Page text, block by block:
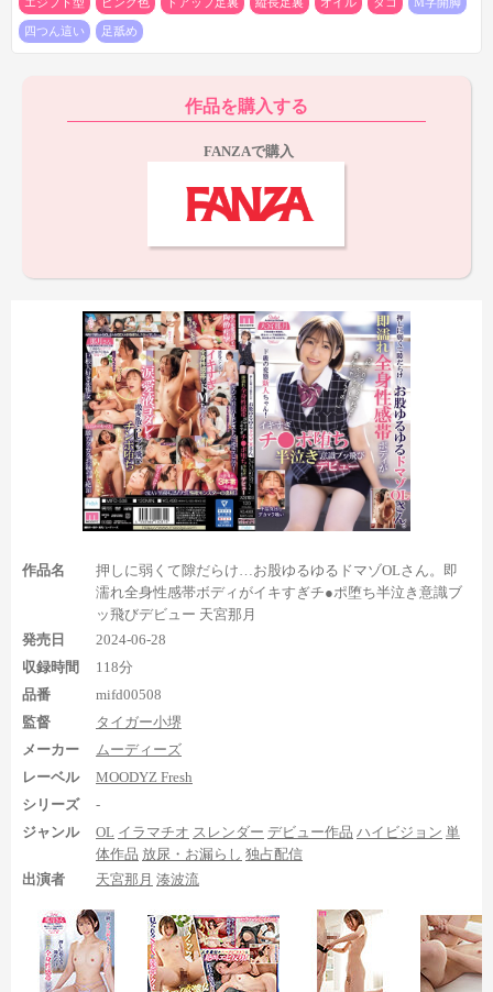
シーン目の1:29:29の目隠しM字開脚シーンから。主に足舐めされ
合が良いのですが、途中から男優がかかとを持ってしまい下半分
見えているので、そこまで気になることではありませんが、でき
れば全体が見え続けて欲しかったシーンです。
の前後では両足の足裏全体がしっかりと見えています。さらにオ
イル（ローション？）で若干足裏がヌルテカしている点にも注目
まとめ
といった感じで、天宮那月（湊波流）のM字開脚や四つん這い
足裏を見られる作品でした。足裏シーンがそこそこあるだけでな
く、足裏全体の見え具合も良かったりと、デビュー作としては合
格点な作品かなと思います。縦長スレンダーな足裏の魅力もよく
伝わって来たので、彼女の他作品の足裏も気になりますね。
四つん這い 足舐め
作品を購入する
FANZAで購入
作品名
押しに弱くて隙だらけ…お股ゆるゆるドマゾOLさん。即
濡れ全身性感帯ボディがイキすぎチ●ポ堕ち半泣き意識ブ
ッ飛びデビュー 天宮那月
発売日
2024-06-28
収録時間
118分
品番
mifd00508
監督
タイガー小堺
メーカー
ムーディーズ
レーベル
MOODYZ Fresh
シリーズ
-
ジャンル
OL イラマチオ スレンダー デビュー作品 ハイビジョン 単
体作品 放尿・お漏らし 独占配信
出演者
天宮那月 湊波流